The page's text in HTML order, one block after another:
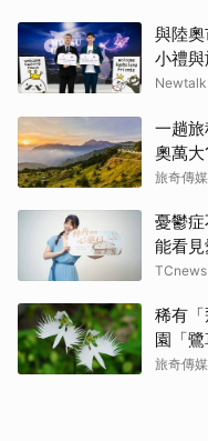
與陸
小禮
Newtalk
一趟
奧萬
旅奇傳媒
憂鬱
能看見
稀有
園「
旅奇傳媒